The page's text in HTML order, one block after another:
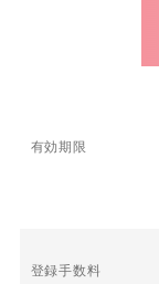
有効期限
登録手数料